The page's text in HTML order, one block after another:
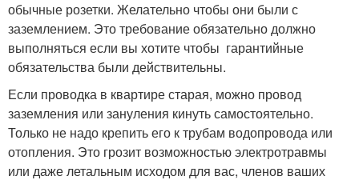
обычные розетки. Желательно чтобы они были с
заземлением. Это требование обязательно должно
выполняться если вы хотите чтобы гарантийные
обязательства были действительны.
Если проводка в квартире старая, можно провод
заземления или зануления кинуть самостоятельно.
Только не надо крепить его к трубам водопровода или
отопления. Это грозит возможностью электротравмы
или даже летальным исходом для вас, членов ваших